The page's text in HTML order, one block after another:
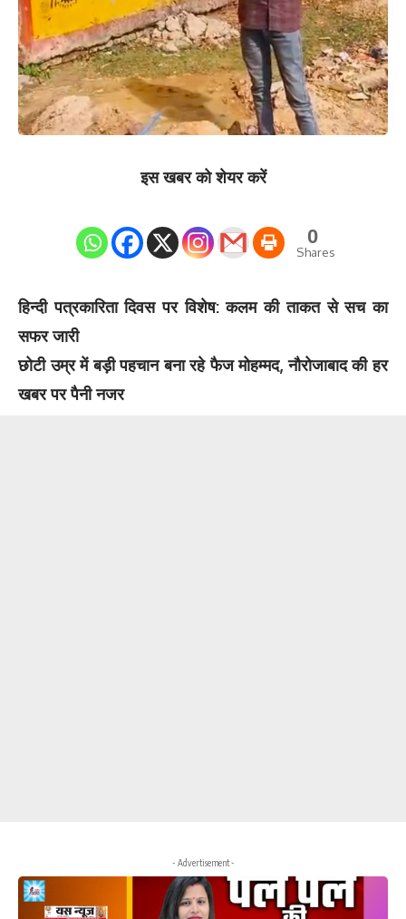
इस खबर को शेयर करें
0
Shares
हिन्दी पत्रकारिता दिवस पर विशेष: कलम की ताकत से सच का
सफर जारी
छोटी उम्र में बड़ी पहचान बना रहे फैज मोहम्मद, नौरोजाबाद की हर
खबर पर पैनी नजर
- Advertisement -